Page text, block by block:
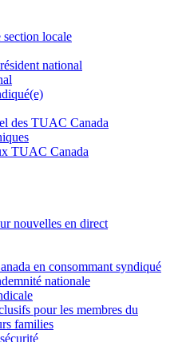
locale
national
des TUAC Canada
TUAC Canada
nouvelles en direct
en consommant syndiqué
nationale
pour les membres du
families